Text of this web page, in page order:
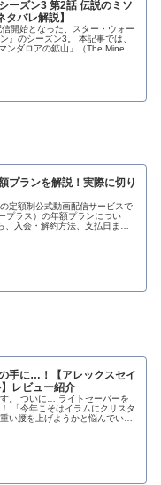
ーズン3 第2話 伝説のミソ
バレ解説】
開始となった、スター・ウォー
』のシーズン3。 本記事では、
ンダロアの鉱山」（The Mines
プランを解説！実際に切り
定額制公式動画配信サービスで
プラス）の年額プランについ
入会・解約方法、支払日まで
手に…！【アレックスセイ
レビュー紹介
。 ついに… ライトセーバーを
「今年こそはイラムにクリスタ
い腰を上げようかと悩んでいた